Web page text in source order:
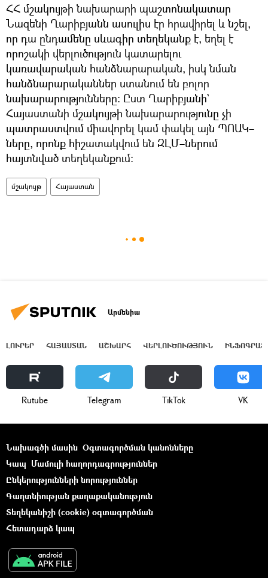
ՀՀ մշակույթի նախարարի պաշտոնակատար
Նազենի Ղարիբյանն ասուլիս էր հրավիրել և նշել,
որ դա ընդամենը սևագիր տեղեկանք է, եղել է
որոշակի վերլուծություն կատարելու
կառավարական հանձնարարական, իսկ նման
հանձնարարականներ ստանում են բոլոր
նախարարությունները։ Ըստ Ղարիբյանի`
Հայաստանի մշակույթի նախարարությունը չի
պատրաստվում միավորել կամ փակել այն ՊՈԱԿ–
ները, որոնք հիշատակվում են ԶԼՄ–ներում
հայտնված տեղեկանքում։
մշակույթ Հայաստան
Արմենիա
ԼՈՒՐԵՐ ՀԱՅԱՍՏԱՆ ԱՇԽԱՐՀ ՎԵՐԼՈՒԾՈՒԹՅՈՒՆ
Rutube Telegram ТikТоk VK
Նախագծի մասին Օգտագործման կանոնները
Կապ Մամուլի հաղորդագրություններ
Ընկերությունների նորություններ
Գաղտնիության քաղաքականություն
Տեղեկանիշի (cookie) օգտագործման
Հետադարձ կապ